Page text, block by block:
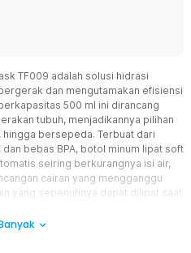
TF009 adalah solusi hidrasi
dan mengutamakan efisiensi
500 ml ini dirancang
tubuh, menjadikannya pilihan
hingga bersepeda. Terbuat dari
bebas BPA, botol minum lipat soft
seiring berkurangnya isi air,
cairan yang mengganggu
yang sepenuhnya dapat dilipat saat
di saku kecil tanpa menambah